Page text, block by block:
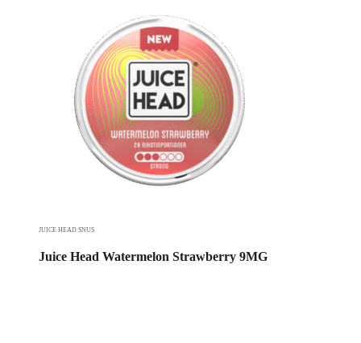
JUICE HEAD SNUS
Juice Head Watermelon Strawberry 9MG